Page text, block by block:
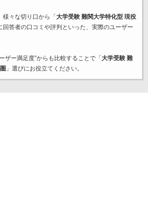
々な切り口から「 大学受験 難関大学特化型 現役
回答者の口コミや評判といった、実際のユーザー
ザー満足度”からも比較することで「 大学受験 難
」選びにお役立てください。